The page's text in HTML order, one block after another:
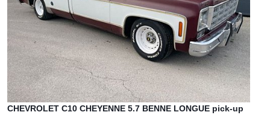
CHEVROLET C10 CHEYENNE 5.7 BENNE LONGUE pick-up